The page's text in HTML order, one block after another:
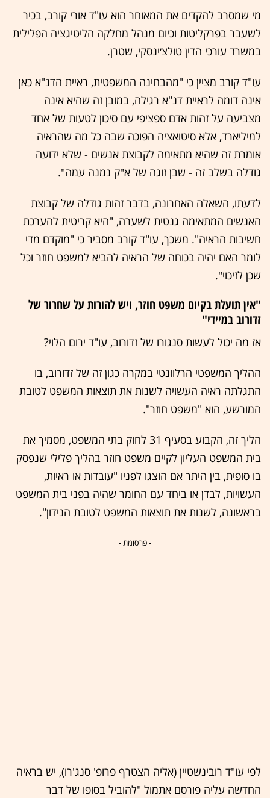
מי שמסרב להקדים את המאוחר הוא עו"ד אורי קורב, בכיר
לשעבר בפרקליטות וכיום מנהל מחלקה הליטיגציה הפלילית
במשרד עורכי הדין טולצ׳ינסקי, שטרן.
עו"ד קורב מציין כי "מהבחינה המשפטית, ראיית הדנ"א כאן
אינה דומה לראיית דנ"א רגילה, במובן זה שהיא אינה
מצביעה על זהות אדם ספציפי עם סיכון לטעות של אחד
למיליארד, אלא סיטואציה הפוכה שבה כל מה שהראיה
אומרת זה שהיא מתאימה לקבוצת אנשים - שלא ידועה
גודלה בשלב זה - שבן זוגה של א"ק נמנה עמה".
לדעתו, השאלה האחרונה, בדבר זהות גודלה של קבוצת
האנשים המתאימה גנטית לשערה, "היא קריטית להערכת
חשיבות הראיה". משכך, עו"ד קורב מסביר כי "מוקדם מדי
לומר האם יהיה בכוחה של הראיה להביא למשפט חוזר וכל
שכן לזיכוי".
"אין תועלת בקיום משפט חוזר, ויש להורות על שחרור של
זדורוב במיידי"
אז מה יכול לעשות סנגורו של זדורוב, עו"ד ירום הלוי?
ההליך המשפטי הרלוונטי במקרה כגון זה של זדורוב, בו
התגלתה ראיה העשויה לשנות את תוצאות המשפט לטובת
המורשע, הוא "משפט חוזר".
הליך זה, הקבוע בסעיף 31 לחוק בתי המשפט, מסמיך את
בית המשפט העליון לקיים משפט חוזר בהליך פלילי שנפסק
בו סופית, בין היתר אם הוצגו לפניו "עובדות או ראיות,
העשויות, לבדן או ביחד עם החומר שהיה בפני בית המשפט
בראשונה, לשנות את תוצאות המשפט לטובת הנידון".
- פרסומת -
לפי עו"ד רובינשטיין (אליה הצטרף פרופ' סנג'רו), יש בראיה
החדשה עליה פורסם אתמול "להוביל בסופו של דבר